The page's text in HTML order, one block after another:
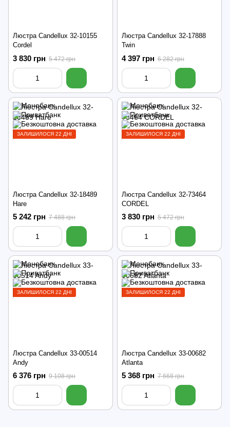
Люстра Candellux 32-10155
Cordel
3 830 грн 5 472 грн
Люстра Candellux 32-17888
Twin
4 397 грн 6 282 грн
ЗАЛИШИЛОСЯ 22 ДНІ
Люстра Candellux 32-18489
Hare
5 242 грн 7 488 грн
ЗАЛИШИЛОСЯ 22 ДНІ
Люстра Candellux 32-73464
CORDEL
3 830 грн 5 472 грн
ЗАЛИШИЛОСЯ 22 ДНІ
Люстра Candellux 33-00514
Andy
6 376 грн 9 108 грн
ЗАЛИШИЛОСЯ 22 ДНІ
Люстра Candellux 33-00682
Atlanta
5 368 грн 7 668 грн